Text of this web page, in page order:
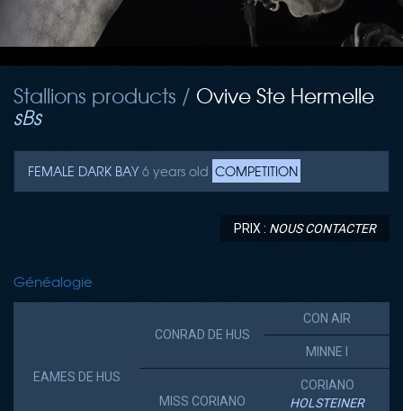
Stallions products / Ovive Ste Hermelle
sBs
FEMALE DARK BAY 6 years old COMPETITION
PRIX : NOUS CONTACTER
Généalogie
EAMES DE HUS
CONRAD DE HUS
CON AIR
MINNE I
MISS CORIANO
CORIANO
HOLSTEINER